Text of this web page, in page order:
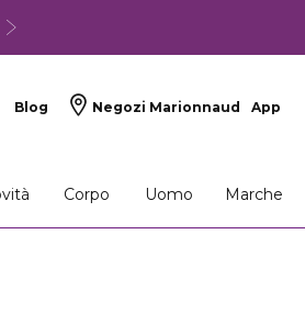
Blog Negozi Marionnaud App
Corpo Uomo Marche